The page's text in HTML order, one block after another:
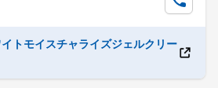
トモイスチャライズジェルクリー